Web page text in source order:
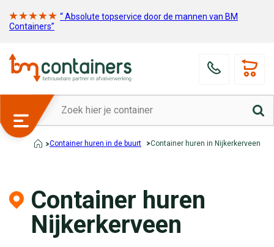
“ Absolute topservice door de mannen van BM
Containers”
Container huren in de buurt Container huren in Nijkerkerveen
Container huren
Nijkerkerveen